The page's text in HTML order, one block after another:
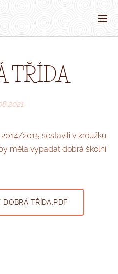
TŘÍDA
2015 sestavili v kroužku
měla vypadat dobrá školní
TŘÍDA.PDF